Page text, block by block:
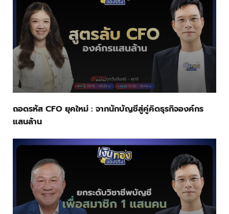
ถอดรหัส CFO ยุคใหม่ : จากนักบัญชีสู่คู่คิดธุรกิจองค์กร
แสนล้าน